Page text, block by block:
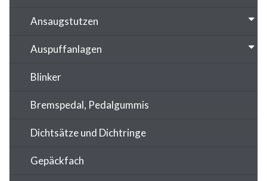
Ansaugstutzen
Auspuffanlagen
Blinker
Bremspedal, Pedalgummis
Dichtsätze und Dichtringe
Gepäckfach